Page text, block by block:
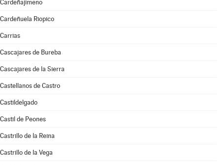
Cardeñajimeno
Cardeñuela Riopico
Carrias
Cascajares de Bureba
Cascajares de la Sierra
Castellanos de Castro
Castildelgado
Castil de Peones
Castrillo de la Reina
Castrillo de la Vega